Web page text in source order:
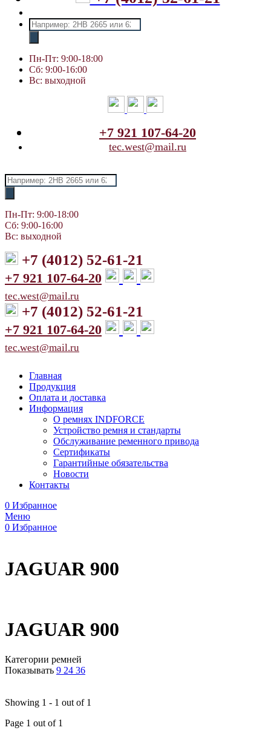
Поиск
товаров
Пн-Пт: 9:00-18:00
Сб: 9:00-16:00
Вс: выходной
+7 921 107-64-20
tec.west@mail.ru
Поиск
товаров
Пн-Пт: 9:00-18:00
Сб: 9:00-16:00
Вс: выходной
+7 (4012) 52-61-21
+7 921 107-64-20
tec.west@mail.ru
+7 (4012) 52-61-21
+7 921 107-64-20
tec.west@mail.ru
Главная
Продукция
Оплата и доставка
Информация
О ремнях INDFORCE
Устройство ремня и стандарты
Обслуживание ременного привода
Сертификаты
Гарантийные обязательства
Новости
Контакты
0 Избранное
Меню
0 Избранное
JAGUAR 900
JAGUAR 900
Категории ремней
Показывать 9 24 36
Showing 1 - 1 out of 1
Page 1 out of 1